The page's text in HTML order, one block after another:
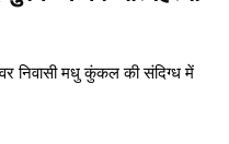
निवासी मधु कुंकल की संदिग्ध में